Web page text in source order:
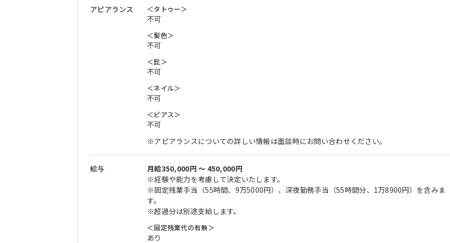
アピアランス ＜タトゥー＞
不可
＜髪色＞
不可
＜髭＞
不可
＜ネイル＞
不可
＜ピアス＞
不可
※アピアランスについての詳しい情報は面談時にお問い合わせください。
給与
月給350,000円 〜 450,000円
※経験や能力を考慮して決定いたします。
※固定残業手当（55時間、9万5000円）、深夜勤務手当（55時間分、1万8900円）を含みま
す。
※超過分は別途支給します。
＜固定残業代の有無＞
あり